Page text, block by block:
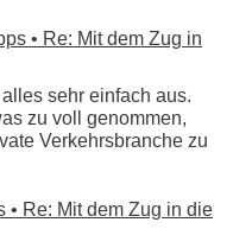
• Re: Mit dem Zug in
sehr einfach aus.
zu voll genommen,
Verkehrsbranche zu
• Re: Mit dem Zug in die